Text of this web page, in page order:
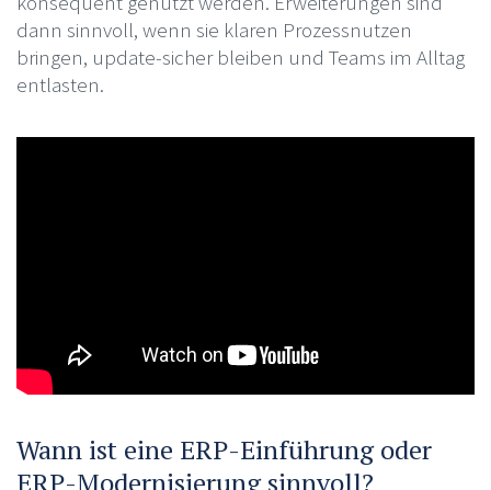
dann sinnvoll, wenn sie klaren Prozessnutzen
bringen, update-sicher bleiben und Teams im Alltag
entlasten.
Wann ist eine ERP-Einführung oder
ERP-Modernisierung sinnvoll?